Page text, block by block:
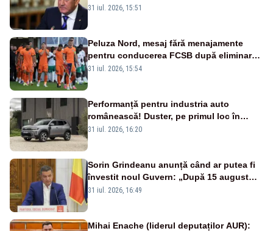
România. Autoritățile trebuie să continue
31 iul. 2026, 15:51
Peluza Nord, mesaj fără menajamente
pentru conducerea FCSB după eliminarea
rușinoasă din Conference League
31 iul. 2026, 15:54
Performanță pentru industria auto
românească! Duster, pe primul loc în
topul vânzărilor din Ucraina
31 iul. 2026, 16:20
Sorin Grindeanu anunță când ar putea fi
învestit noul Guvern: „După 15 august
sunt șanse mai mari”
31 iul. 2026, 16:49
Mihai Enache (liderul deputaților AUR):